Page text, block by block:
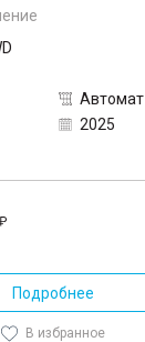
Автомат
2025
Подробнее
В избранное